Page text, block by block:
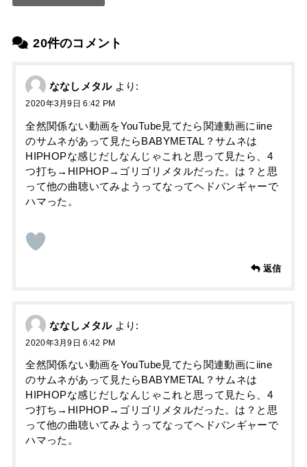
20件のコメント
ななしメタル より:
2020年3月9日 6:42 PM
全然関係ない動画をYouTube見てたら関連動画にiine
のサムネがあって見たらBABYMETAL？サムネは
HIPHOPな感じだしなんじゃこれと思って見たら、4
つ打ち→HIPHOP→ゴリゴリメタルだった。は？と思
って他の曲聴いてみようってなってヘドバンギャーで
ハマった。
返信
ななしメタル より:
2020年3月9日 6:42 PM
全然関係ない動画をYouTube見てたら関連動画にiine
のサムネがあって見たらBABYMETAL？サムネは
HIPHOPな感じだしなんじゃこれと思って見たら、4
つ打ち→HIPHOP→ゴリゴリメタルだった。は？と思
って他の曲聴いてみようってなってヘドバンギャーで
ハマった。